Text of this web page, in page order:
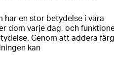
har en stor betydelse i våra
dom varje dag, och
Genom att addera färg
kan